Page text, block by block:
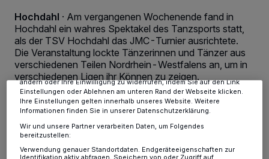
Hochdahl · Am vergangenen Wochenende fand in
Hochdahl ein wahres Spektakel des Tanzsports statt,
als der TSV Hochdahl das JMC-Turnier ausrichtete.
Die Veranstaltung lockte Tänzerinnen und Tänzer aus
verschiedenen Teilen Nordrhein-Westfalens an, um in
verschiedenen Ligen ihr Können zu zeigen.
06.05.2024 , 16:09 Uhr 2 Minuten Lesezeit
personenbezogene Daten wie Browserdaten oder eindeutige
Kennungen auf Ihrem Gerät zu. Durch Auswahl von OK aktivieren Sie
Tracking-Technologien für die unter „Wir und unsere Partner
verarbeiten Daten, um Ihnen Dienste bereitzustellen“ aufgeführten
Zwecke. Wenn Tracker deaktiviert sind, sind manche Inhalte und
Anzeigen möglicherweise nicht mehr so relevant für Sie. Sie können
dieses Menü jederzeit wieder aufrufen, um Ihre Einstellungen zu
ändern oder Ihre Einwilligung zu widerrufen, indem Sie auf den Link
Einstellungen oder Ablehnen am unteren Rand der Webseite klicken.
Ihre Einstellungen gelten innerhalb unseres Website. Weitere
Informationen finden Sie in unserer Datenschutzerklärung.
Wir und unsere Partner verarbeiten Daten, um Folgendes
bereitzustellen:
Verwendung genauer Standortdaten. Endgeräteeigenschaften zur